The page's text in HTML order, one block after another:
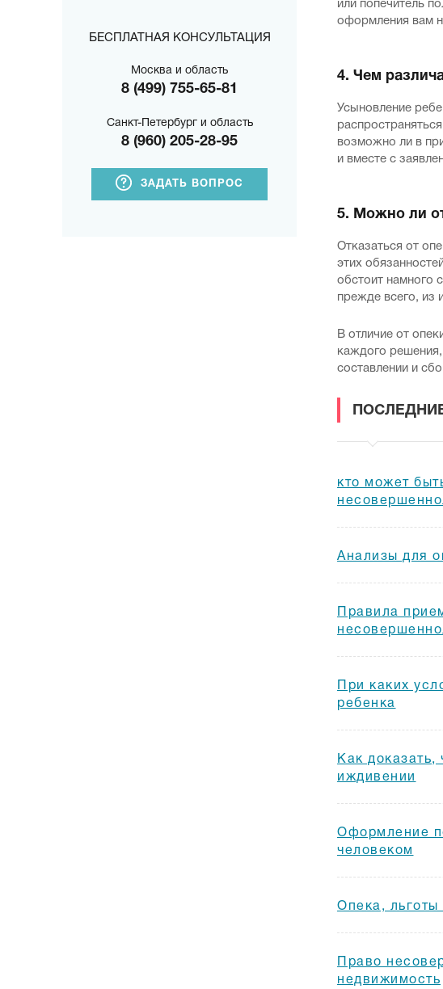
БЕСПЛАТНАЯ КОНСУЛЬТАЦИЯ
Москва и область
8 (499) 755-65-81
Санкт-Петербург и область
8 (960) 205-28-95
ЗАДАТЬ ВОПРОС
или попечитель
оформления вам
4. Чем
Усыновление
возможно ли в
и вместе с
5. Можно ли
Отказаться от
этих
обстоит намного
прежде всего, из
В отличие от
каждого
составлении и
кто может
Анализы для
Правила
При каких
ребенка
Как доказать,
иждивении
Оформление
человеком
Опека, льготы
Право
недвижимость